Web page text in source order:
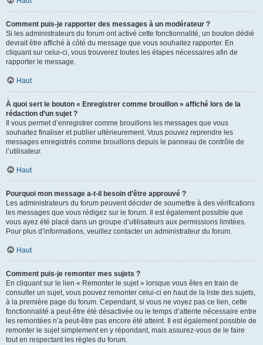
Comment puis-je rapporter des messages à un modérateur ?
Si les administrateurs du forum ont activé cette fonctionnalité, un bouton dédié
devrait être affiché à côté du message que vous souhaitez rapporter. En
cliquant sur celui-ci, vous trouverez toutes les étapes nécessaires afin de
rapporter le message.
Haut
À quoi sert le bouton « Enregistrer comme brouillon » affiché lors de la
rédaction d’un sujet ?
Il vous permet d’enregistrer comme brouillons les messages que vous
souhaitez finaliser et publier ultérieurement. Vous pouvez reprendre les
messages enregistrés comme brouillons depuis le panneau de contrôle de
l’utilisateur.
Haut
Pourquoi mon message a-t-il besoin d’être approuvé ?
Les administrateurs du forum peuvent décider de soumettre à des vérifications
les messages que vous rédigez sur le forum. Il est également possible que
vous ayez été placé dans un groupe d’utilisateurs aux permissions limitées.
Pour plus d’informations, veuillez contacter un administrateur du forum.
Haut
Comment puis-je remonter mes sujets ?
En cliquant sur le lien « Remonter le sujet » lorsque vous êtes en train de
consulter un sujet, vous pouvez remonter celui-ci en haut de la liste des sujets,
à la première page du forum. Cependant, si vous ne voyez pas ce lien, cette
fonctionnalité a peut-être été désactivée ou le temps d’attente nécessaire entre
les remontées n’a peut-être pas encore été atteint. Il est également possible de
remonter le sujet simplement en y répondant, mais assurez-vous de le faire
tout en respectant les règles du forum.